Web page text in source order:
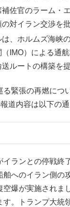
佐官のラーム・
対イラン交渉を
、ホルムズ海峡
（IMO）による通
ルートの構築を
る緊張の再燃につ
道内容は以下の通
イランとの停戦終
舶へのイラン側の
空爆が実施されま
す。トランプ大統